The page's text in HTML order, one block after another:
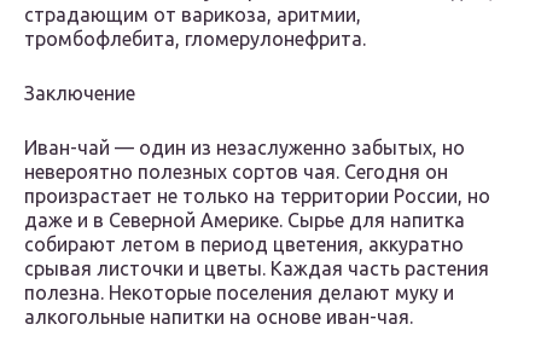
страдающим от варикоза, аритмии,
тромбофлебита, гломерулонефрита.
Заключение
Иван-чай — один из незаслуженно забытых, но
невероятно полезных сортов чая. Сегодня он
произрастает не только на территории России, но
даже и в Северной Америке. Сырье для напитка
собирают летом в период цветения, аккуратно
срывая листочки и цветы. Каждая часть растения
полезна. Некоторые поселения делают муку и
алкогольные напитки на основе иван-чая.